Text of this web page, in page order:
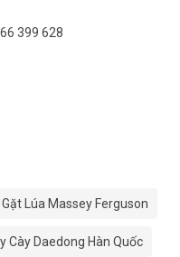
399 628
Gặt Lúa Massey Ferguson
Cày Daedong Hàn Quốc